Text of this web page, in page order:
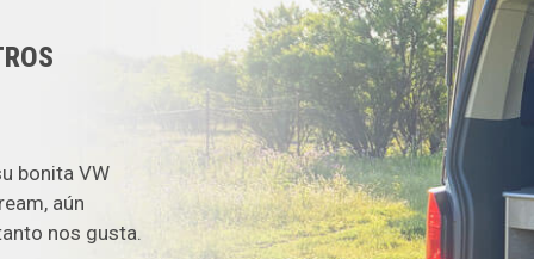
bonita VW
aún
nos gusta.